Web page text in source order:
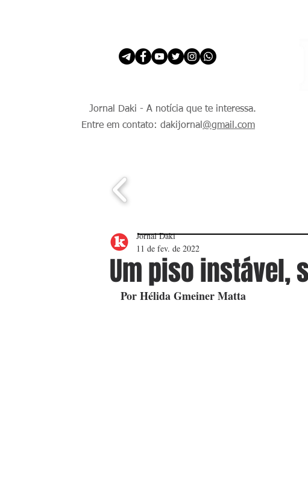
Jornal Daki - A notícia que te interessa.
Entre em contato: dakijornal @gmail.com
Um piso instável,
Jornal Daki
11 de fev. de 2022
Por Hélida Gmeiner Matta